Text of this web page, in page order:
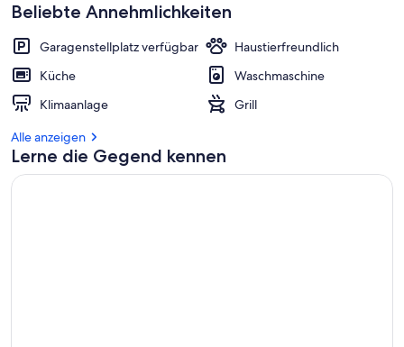
Beliebte Annehmlichkeiten
Garagenstellplatz verfügbar
Haustierfreundlich
Küche
Waschmaschine
Klimaanlage
Grill
Alle anzeigen
Lerne die Gegend kennen